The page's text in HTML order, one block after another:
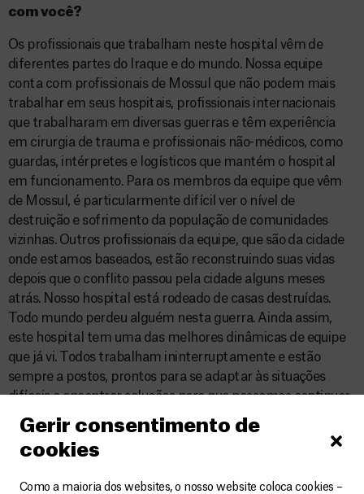
Gerir consentimento de
cookies
Como a maioria dos websites, o nosso website coloca cookies –
com você?
Os profissionais que trabalham neste hospital vêm de
diferentes partes do Iraque e do mundo. Nossa equipe
conta com profissionais de Mossul que não podem mais
trabalhar em seus hospitais, profissionais internacionais
que trabalharam em diversas guerras e têm experiência
em cirurgia de trauma e profissionais não-médicos, como
guardas, intérpretes e logísticos que mantém o hospital
em funcionamento. Para os membros da equipe que vêm
de Mossul, é particularmente difícil ver o nível de
destruição e sofrimento da população de comunidades
vizinhas. Outros profissionais da equipe, que são da cidade
onde estamos baseados, estão reconstruindo suas vidas
depois que o conflito passou pela cidade alguns meses
atrás. Nosso hospital está rodeado de casas destruídas.
Todo mundo perdeu alguém nesta guerra. Ainda assim,
este hospital tem uma das melhores dinâmicas de equipe
que já vi. Todos trabalham ininterruptamente e estão
sempre a postos, prontos para se adaptar às situações
difíceis e encontrar soluções para que possamos continuar
salvando vidas. Estamos extremamente orgulhosos do
trabalho que vem sendo feito aqui.